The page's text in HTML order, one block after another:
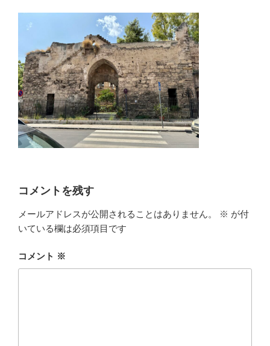
コメントを残す
メールアドレスが公開されることはありません。 ※ が付
いている欄は必須項目です
コメント ※